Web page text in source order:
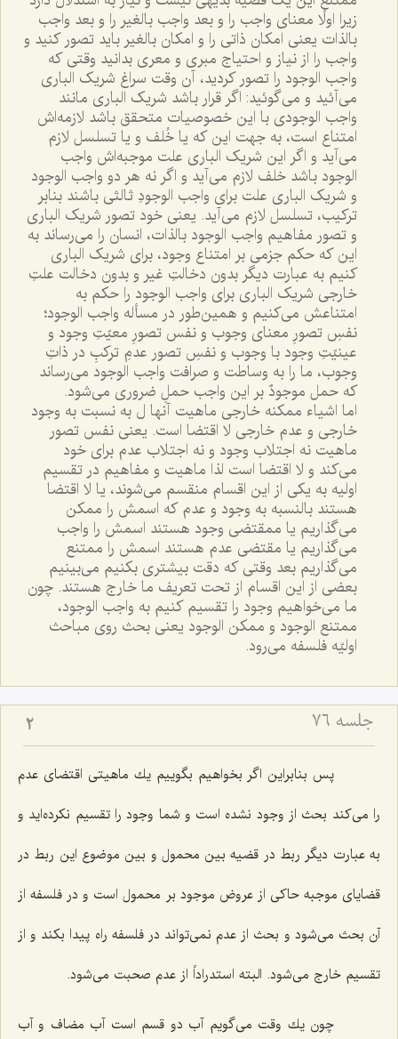
زيرا اولًا معناى واجب را و بعد واجب بالغير را و بعد واجب
بالذات يعنى امکان ذاتى را و امکان بالغير بايد تصور کنيد و
واجب را از نياز و احتياج مبرى و معرى بدانيد وقتى که
واجب الوجود را تصور کرديد، آن وقت سراغ شريک البارى
مى‌آئيد و مى‌گوئيد: اگر قرار باشد شريک البارى مانند
واجب الوجودى با اين خصوصيات متحقق باشد لازمه‌اش
امتناع است، به جهت اين که يا خُلف و يا تسلسل لازم
مى‌آيد و اگر اين شريک البارى علت موجبه‌اش واجب
الوجود باشد خلف لازم مى‌آيد و اگر نه هر دو واجب الوجود
و شريک البارى علت براى واجب الوجودِ ثالثى باشند بنابر
ترکيب، تسلسل لازم مى‌آيد. يعنى خود تصور شريک البارى
و تصور مفاهيم واجب الوجود بالذات، انسان را مى‌رساند به
اين که حکم جزمى بر امتناع وجود، براى شريک البارى
کنيم به عبارت ديگر بدون دخالتِ غير و بدون دخالت علتِ
خارجى شريک البارى براى واجب الوجود را حکم به
امتناعش مى‌کنيم و همين‌طور در مسأله واجب الوجود؛
نفسِ تصورِ معناى وجوب و نفس تصورِ معيّتِ وجود و
عينيّتِ وجود با وجوب و نفسِ تصور عدمِ ترکبِ در ذاتِ
وجوب، ما را به وساطت و صرافت واجب الوجود مى‌رساند
که حمل موجودٌ بر اين واجب حملِ ضرورى مى‌شود.
اما اشياء ممکنه خارجى ماهيت آنها ل به نسبت به وجود
خارجى و عدم خارجى لا اقتضا است. يعنى نفس تصور
ماهيت نه اجتلاب وجود و نه اجتلاب عدم براى خود
مى‌کند و لا اقتضا است لذا ماهيت و مفاهيم در تقسيم
اوليه به يکى از اين اقسام منقسم مى‌شوند، يا لا اقتضا
هستند بالنسبه به وجود و عدم که اسمش را ممکن
مى‌گذاريم يا ممقتضى وجود هستند اسمش را واجب
مى‌گذاريم يا مقتضى عدم هستند اسمش را ممتنع
مى‌گذاريم بعد وقتى که دقت بيشترى بکنيم مى‌بينيم
بعضى از اين اقسام از تحت تعريف ما خارج هستند. چون
ما مى‌خواهيم وجود را تقسيم کنيم به واجب الوجود،
ممتنع الوجود و ممکن الوجود يعنى بحث روى مباحث
اوليّه فلسفه مى‌رود.
جلسه ۷۶ 2
پس بنابراین اگر بخواهیم بگوییم یك ماهیتى اقتضاى عدم
را مى‌كند بحث از وجود نشده است و شما وجود را تقسیم نكرده‌اید و
به عبارت دیگر ربط در قضیه بین محمول و بین موضوع این ربط در
قضایاى موجبه حاكى از عروض موجود بر محمول است و در فلسفه از
آن بحث مى‌شود و بحث از عدم نمى‌تواند در فلسفه راه پیدا بكند و از
تقسیم خارج مى‌شود. البته استدراداً از عدم صحبت مى‌شود.
چون یك وقت مى‌گویم آب دو قسم است آب مضاف و آب